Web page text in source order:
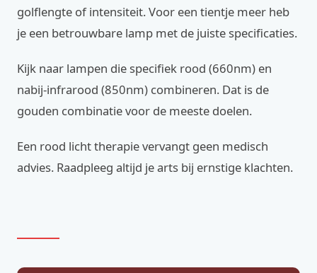
golflengte of intensiteit. Voor een tientje meer heb
je een betrouwbare lamp met de juiste specificaties.
Kijk naar lampen die specifiek rood (660nm) en
nabij-infrarood (850nm) combineren. Dat is de
gouden combinatie voor de meeste doelen.
Een rood licht therapie vervangt geen medisch
advies. Raadpleeg altijd je arts bij ernstige klachten.